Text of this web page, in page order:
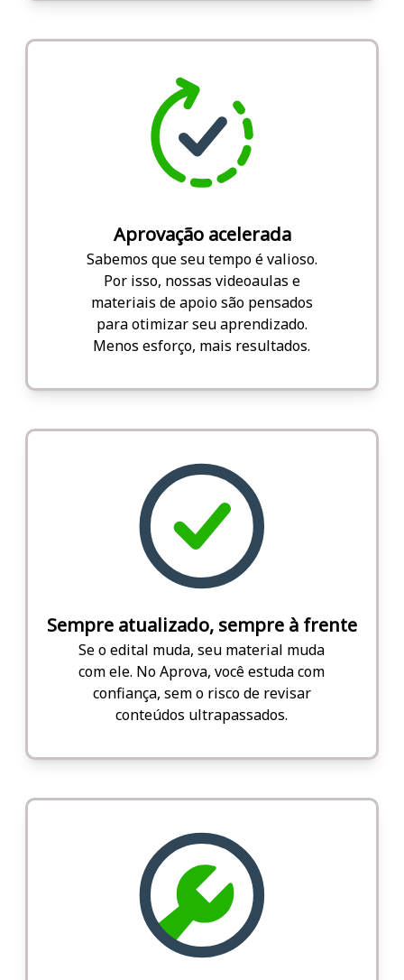
Aprovação acelerada
Sabemos que seu tempo é valioso.
Por isso, nossas videoaulas e
materiais de apoio são pensados
para otimizar seu aprendizado.
Menos esforço, mais resultados.
Sempre atualizado, sempre à frente
Se o edital muda, seu material muda
com ele. No Aprova, você estuda com
confiança, sem o risco de revisar
conteúdos ultrapassados.